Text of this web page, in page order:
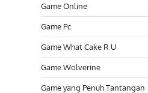
Game Online
Game Pc
Game What Cake R U
Game Wolverine
Game yang Penuh Tantangan